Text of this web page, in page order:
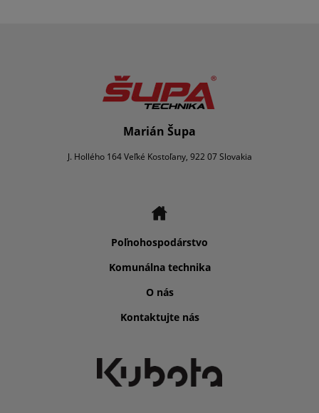
Marián Šupa
J. Hollého 164 Veľké Kostoľany, 922 07 Slovakia
Poľnohospodárstvo
Komunálna technika
O nás
Kontaktujte nás